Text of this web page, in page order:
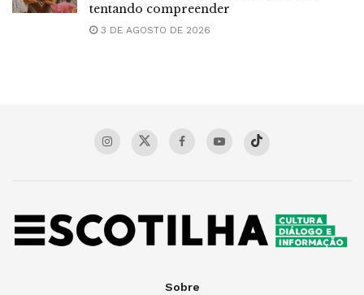
tentando compreender
3 DE AGOSTO DE 2026
Sobre